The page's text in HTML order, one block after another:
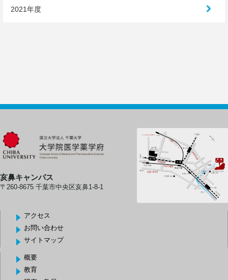
2021年度
亥鼻キャンパス
〒260-8675 千葉市中央区亥鼻1-8-1
アクセス
お問い合わせ
サイトマップ
概要
教育